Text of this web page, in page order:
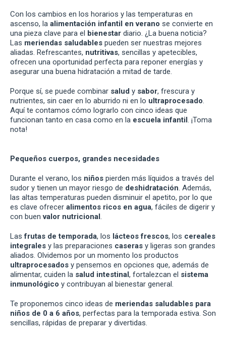
Con los cambios en los horarios y las temperaturas en
ascenso, la alimentación infantil en verano se convierte en
una pieza clave para el bienestar diario. ¿La buena noticia?
Las meriendas saludables pueden ser nuestras mejores
aliadas. Refrescantes, nutritivas, sencillas y apetecibles,
ofrecen una oportunidad perfecta para reponer energías y
asegurar una buena hidratación a mitad de tarde.
Porque sí, se puede combinar salud y sabor, frescura y
nutrientes, sin caer en lo aburrido ni en lo ultraprocesado.
Aquí te contamos cómo lograrlo con cinco ideas que
funcionan tanto en casa como en la escuela infantil. ¡Toma
nota!
Pequeños cuerpos, grandes necesidades
Durante el verano, los niños pierden más líquidos a través del
sudor y tienen un mayor riesgo de deshidratación. Además,
las altas temperaturas pueden disminuir el apetito, por lo que
es clave ofrecer alimentos ricos en agua, fáciles de digerir y
con buenvalor nutricional.
Lasfrutas de temporada, los lácteos frescos, los cereales
integrales y las preparaciones caseras y ligeras son grandes
aliados. Olvidemos por un momento los productos
ultraprocesados y pensemos en opciones que, además de
alimentar, cuiden la salud intestinal, fortalezcan el sistema
inmunológico y contribuyan al bienestar general.
Te proponemos cinco ideas de meriendas saludables para
niños de 0 a 6 años, perfectas para la temporada estiva. Son
sencillas, rápidas de preparar y divertidas.